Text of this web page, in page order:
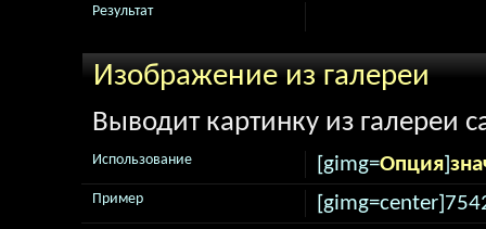
Результат
Изображение из галереи
Выводит картинку из галереи
[gimg=Опция]
Использование
Пример